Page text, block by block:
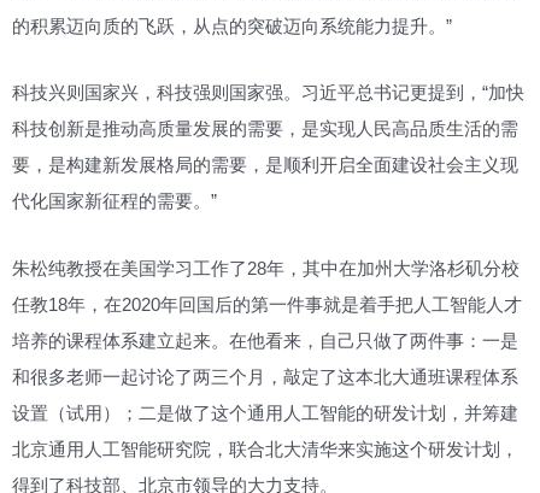
的积累迈向质的飞跃，从点的突破迈向系统能力提升。”
科技兴则国家兴，科技强则国家强。习近平总书记更提到，“加快
科技创新是推动高质量发展的需要，是实现人民高品质生活的需
要，是构建新发展格局的需要，是顺利开启全面建设社会主义现
代化国家新征程的需要。”
朱松纯教授在美国学习工作了28年，其中在加州大学洛杉矶分校
任教18年，在2020年回国后的第一件事就是着手把人工智能人才
培养的课程体系建立起来。在他看来，自己只做了两件事：一是
和很多老师一起讨论了两三个月，敲定了这本北大通班课程体系
设置（试用）；二是做了这个通用人工智能的研发计划，并筹建
北京通用人工智能研究院，联合北大清华来实施这个研发计划，
得到了科技部、北京市领导的大力支持。